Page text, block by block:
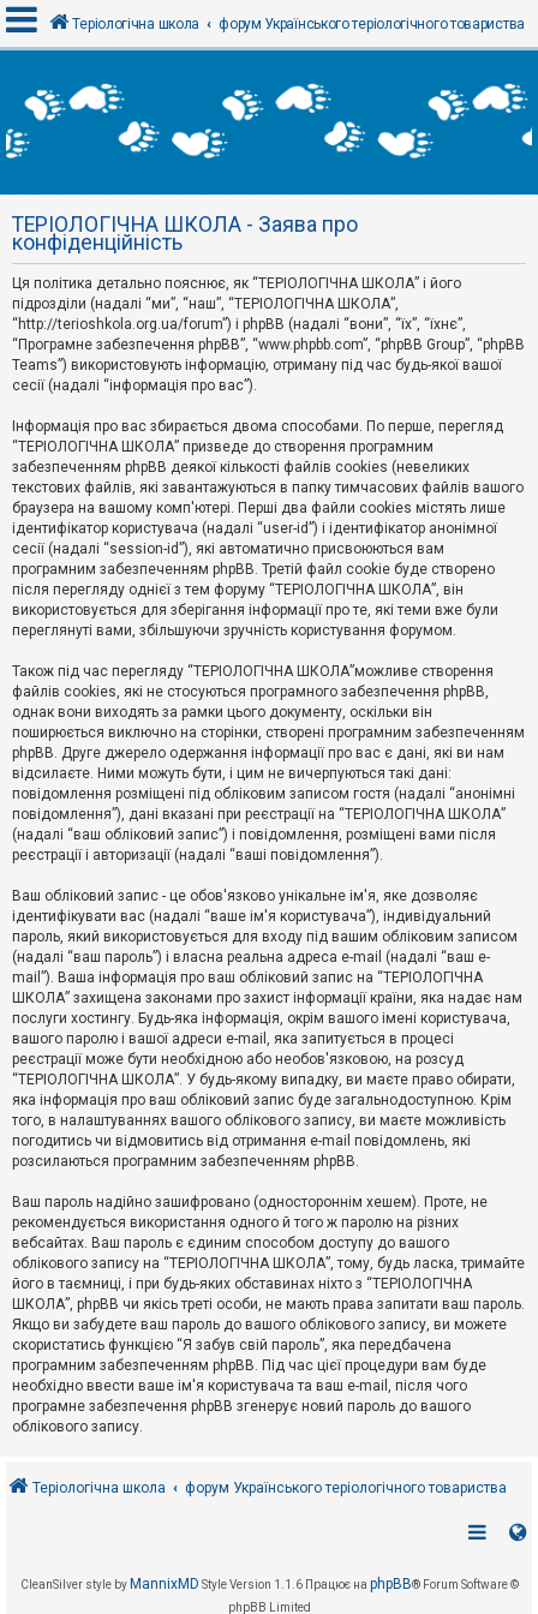
х
і
Р
е
с
т
р
а
ц
і
я
Т
е
м
и
б
е
з
в
і
д
о
і
д
е
й
А
т
и
в
е
м
и
П
о
ш
у
Д
о
м
о
г
Теріологічна школа форум Українського теріологічного товариства
ТЕРІОЛОГІЧНА ШКОЛА - Заява про
конфіденційність
Ця політика детально пояснює, як “ТЕРІОЛОГІЧНА ШКОЛА” і його
підрозділи (надалі “ми”, “наш”, “ТЕРІОЛОГІЧНА ШКОЛА”,
“http://terioshkola.org.ua/forum”) і phpBB (надалі “вони”, “їх”, “їхнє”,
“Програмне забезпечення phpBB”, “www.phpbb.com”, “phpBB Group”, “phpBB
Teams”) використовують інформацію, отриману під час будь-якої вашої
сесії (надалі “інформація про вас”).
Інформація про вас збирається двома способами. По перше, перегляд
“ТЕРІОЛОГІЧНА ШКОЛА” призведе до створення програмним
забезпеченням phpBB деякої кількості файлів cookies (невеликих
текстових файлів, які завантажуються в папку тимчасових файлів вашого
браузера на вашому комп'ютері. Перші два файли cookies містять лише
ідентифікатор користувача (надалі “user-id”) і ідентифікатор анонімної
сесії (надалі “session-id”), які автоматично присвоюються вам
програмним забезпеченням phpBB. Третій файл cookie буде створено
після перегляду однієї з тем форуму “ТЕРІОЛОГІЧНА ШКОЛА”, він
використовується для зберігання інформації про те, які теми вже були
переглянуті вами, збільшуючи зручність користування форумом.
Також під час перегляду “ТЕРІОЛОГІЧНА ШКОЛА”можливе створення
файлів cookies, які не стосуються програмного забезпечення phpBB,
однак вони виходять за рамки цього документу, оскільки він
поширюється виключно на сторінки, створені програмним забезпеченням
phpBB. Друге джерело одержання інформації про вас є дані, які ви нам
відсилаєте. Ними можуть бути, і цим не вичерпуються такі дані:
повідомлення розміщені під обліковим записом гостя (надалі “анонімні
повідомлення”), дані вказані при реєстрації на “ТЕРІОЛОГІЧНА ШКОЛА”
(надалі “ваш обліковий запис”) і повідомлення, розміщені вами після
реєстрації і авторизації (надалі “ваші повідомлення”).
Ваш обліковий запис - це обов'язково унікальне ім'я, яке дозволяє
ідентифікувати вас (надалі “ваше ім'я користувача”), індивідуальний
пароль, який використовується для входу під вашим обліковим записом
(надалі “ваш пароль”) і власна реальна адреса e-mail (надалі “ваш e-
mail”). Ваша інформація про ваш обліковий запис на “ТЕРІОЛОГІЧНА
ШКОЛА” захищена законами про захист інформації країни, яка надає нам
послуги хостингу. Будь-яка інформація, окрім вашого імені користувача,
вашого паролю і вашої адреси e-mail, яка запитується в процесі
реєстрації може бути необхідною або необов'язковою, на розсуд
“ТЕРІОЛОГІЧНА ШКОЛА”. У будь-якому випадку, ви маєте право обирати,
яка інформація про ваш обліковий запис буде загальнодоступною. Крім
того, в налаштуваннях вашого облікового запису, ви маєте можливість
погодитись чи відмовитись від отримання e-mail повідомлень, які
розсилаються програмним забезпеченням phpBB.
Ваш пароль надійно зашифровано (одностороннім хешем). Проте, не
рекомендується використання одного й того ж паролю на різних
вебсайтах. Ваш пароль є єдиним способом доступу до вашого
облікового запису на “ТЕРІОЛОГІЧНА ШКОЛА”, тому, будь ласка, тримайте
його в таємниці, і при будь-яких обставинах ніхто з “ТЕРІОЛОГІЧНА
ШКОЛА”, phpBB чи якісь треті особи, не мають права запитати ваш пароль.
Якщо ви забудете ваш пароль до вашого облікового запису, ви можете
скористатись функцією “Я забув свій пароль”, яка передбачена
програмним забезпеченням phpBB. Під час цієї процедури вам буде
необхідно ввести ваше ім'я користувача та ваш e-mail, після чого
програмне забезпечення phpBB згенерує новий пароль до вашого
облікового запису.
Теріологічна школа форум Українського теріологічного товариства
CleanSilver style by MannixMD Style Version 1.1.6 Працює на phpBB® Forum Software ©
phpBB Limited